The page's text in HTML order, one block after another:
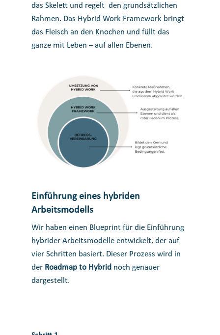
das Skelett und regelt den grundsätzlichen
Rahmen. Das Hybrid Work Framework bringt
das Fleisch an den Knochen und füllt das
ganze mit Leben – auf allen Ebenen.
Einführung eines hybriden
Arbeitsmodells
Wir haben einen Blueprint für die Einführung
hybrider Arbeitsmodelle entwickelt, der auf
vier Schritten basiert. Dieser Prozess wird in
der Roadmap to Hybrid noch genauer
dargestellt.